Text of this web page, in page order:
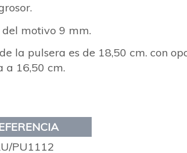
motivo 9 mm.
la pulsera es de 18,50 cm. con
a 16,50 cm.
PU1112